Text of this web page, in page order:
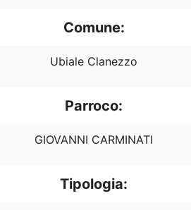
Comune:
Ubiale Clanezzo
Parroco:
GIOVANNI CARMINATI
Tipologia: